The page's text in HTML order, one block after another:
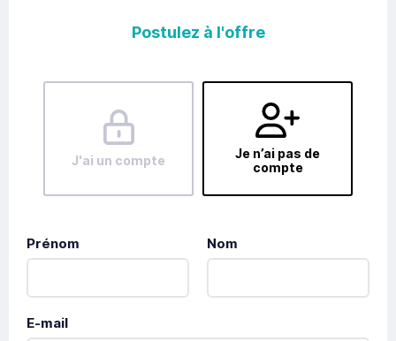
Postulez à l'offre
J'ai un compte
Je n’ai pas de
compte
Prénom Nom
E-mail